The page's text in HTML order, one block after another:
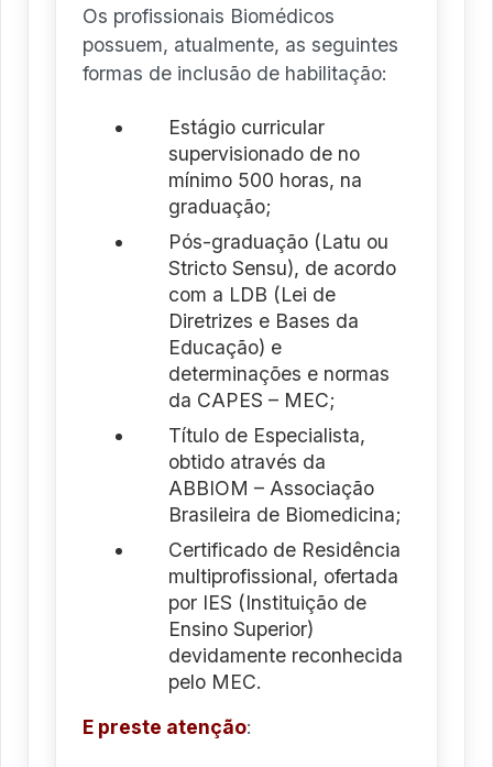
Os profissionais Biomédicos
possuem, atualmente, as seguintes
formas de inclusão de habilitação:
Estágio curricular
supervisionado de no
mínimo 500 horas, na
graduação;
Pós-graduação (Latu ou
Stricto Sensu), de acordo
com a LDB (Lei de
Diretrizes e Bases da
Educação) e
determinações e normas
da CAPES – MEC;
Título de Especialista,
obtido através da
ABBIOM – Associação
Brasileira de Biomedicina;
Certificado de Residência
multiprofissional, ofertada
por IES (Instituição de
Ensino Superior)
devidamente reconhecida
pelo MEC.
E preste atenção: